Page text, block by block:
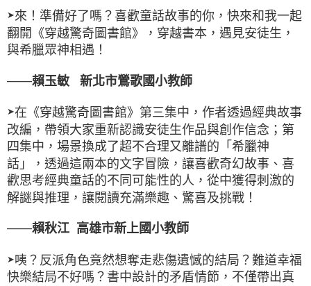
➤來！準備好了嗎？喜歡童話故事的你，快來和我一起
翻開《穿越驚奇圖書館》，穿越書本，遇見安徒生，
與希臘眾神相遇！
——賴玉敏 新北市鶯歌國小教師
➤在《穿越驚奇圖書館》第三集中，作者透過經典故事
改編，帶領大家重新認識安徒生作品與創作信念；第
四集中，場景換成了超不合理又離譜的「希臘神
話」，透過這兩本的文字冒險，讓喜歡奇幻故事、喜
歡思考經典童話的不同可能性的人，從中獲得刺激的
解謎與推理，讓閱讀充滿樂趣、驚喜及挑戰！
——賴秋江 高雄市新上國小教師
➤咦？反派角色竟然想奪走悲傷遺憾的結局？難道幸福
快樂結局不好嗎？書中設計的矛盾情節，不僅帶出真